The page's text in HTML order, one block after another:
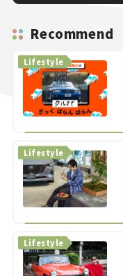
Recommend
Lifestyle
Lifestyle
Lifestyle